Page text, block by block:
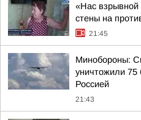
«Нас взрывной
стены на
21:45
Минобороны:
уничтожили 75
Россией
21:43